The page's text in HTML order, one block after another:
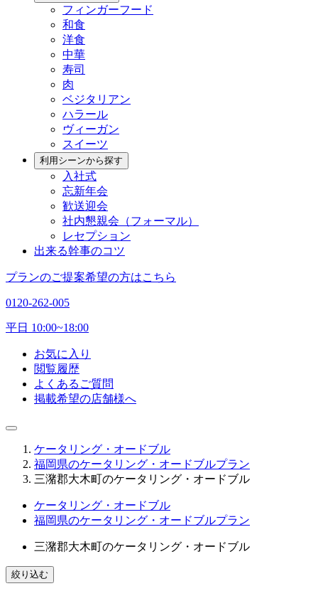
フィンガーフード
和食
洋食
中華
寿司
肉
ベジタリアン
ハラール
ヴィーガン
スイーツ
利用シーンから探す
入社式
忘新年会
歓送迎会
社内懇親会（フォーマル）
レセプション
出来る幹事のコツ
プランのご提案希望の方はこちら
0120-262-005
平日 10:00~18:00
お気に入り
閲覧履歴
よくあるご質問
掲載希望の店舗様へ
ケータリング・オードブル
福岡県のケータリング・オードブルプラン
三潴郡大木町のケータリング・オードブル
ケータリング・オードブル
福岡県のケータリング・オードブルプラン
三潴郡大木町のケータリング・オードブル
絞り込む